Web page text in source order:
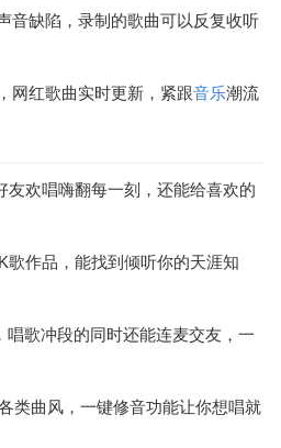
音缺陷，录制的歌曲可以反复收听
网红歌曲实时更新，紧跟音乐潮流
友欢唱嗨翻每一刻，还能给喜欢的
歌作品，能找到倾听你的天涯知
歌冲段的同时还能连麦交友，一
类曲风，一键修音功能让你想唱就